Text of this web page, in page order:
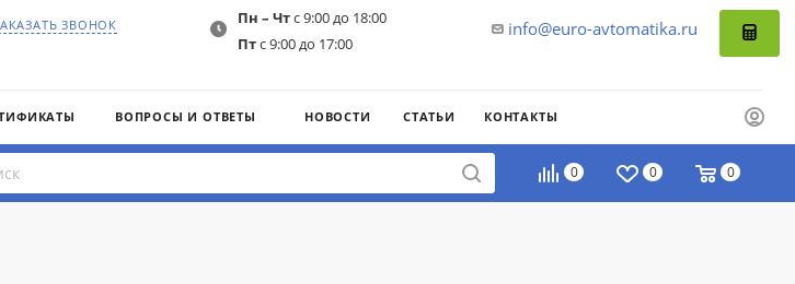
ЗВОНОК info@euro-avtomatika.ru
Пн – Чтс 9:00 до 18:00
Птс 9:00 до 17:00
ВОПРОСЫ И ОТВЕТЫ НОВОСТИ СТАТЬИ КОНТАКТЫ
0 0 0